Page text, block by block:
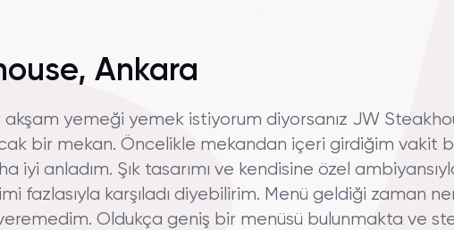
Ankara
akşam yemeği yemek istiyorum diyorsanız JW
bir mekan. Öncelikle mekandan içeri girdiğim vakit
iyi anladım. Şık tasarımı ve kendisine özel
fazlasıyla karşıladı diyebilirim. Menü geldiği zaman
Oldukça geniş bir menüsü bulunmakta ve